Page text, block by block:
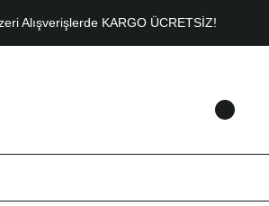
Alışverişlerde KARGO ÜCRETSİZ!